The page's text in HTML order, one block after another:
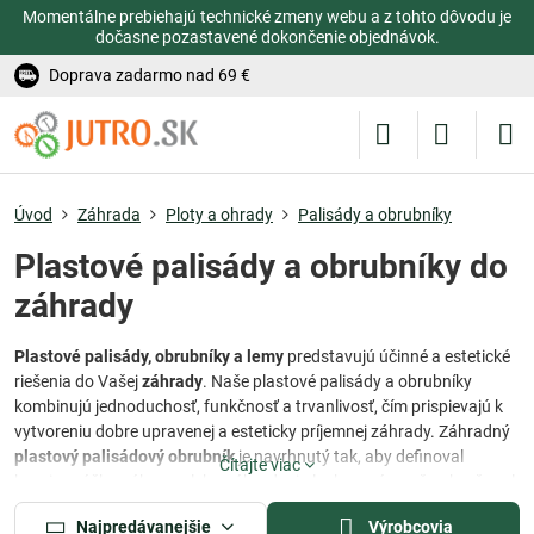
Momentálne prebiehajú technické zmeny webu a z tohto dôvodu je
dočasne pozastavené dokončenie objednávok.
Doprava zadarmo nad 69 €
Úvod Záhrada Ploty a ohrady Palisády a obrubníky
Plastové palisády a obrubníky do
záhrady
Plastové palisády, obrubníky a lemy predstavujú účinné a estetické
riešenia do Vašejzáhrady. Naše plastové palisády a obrubníky
kombinujú jednoduchosť, funkčnosť a trvanlivosť, čím prispievajú k
vytvoreniu dobre upravenej a esteticky príjemnej záhrady. Záhradný
plastový palisádový obrubníkje navrhnutý tak, aby definoval
rozširovaniu pôdy.Trávnikový obrubníkmá jednoduchý a čistý
Čítajte viac
Najpredávanejšie Výrobcovia